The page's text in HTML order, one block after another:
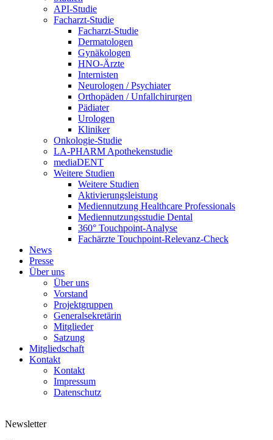
API-Studie
Facharzt-Studie
Facharzt-Studie
Dermatologen
Gynäkologen
HNO-Ärzte
Internisten
Neurologen / Psychiater
Orthopäden / Unfallchirurgen
Pädiater
Urologen
Kliniker
Onkologie-Studie
LA-PHARM Apothekenstudie
mediaDENT
Weitere Studien
Weitere Studien
Aktivierungsleistung
Mediennutzung Healthcare Professionals
Mediennutzungsstudie Dental
360° Touchpoint-Analyse
Fachärzte Touchpoint-Relevanz-Check
News
Presse
Über uns
Über uns
Vorstand
Projektgruppen
Generalsekretärin
Mitglieder
Satzung
Mitgliedschaft
Kontakt
Kontakt
Impressum
Datenschutz
Newsletter